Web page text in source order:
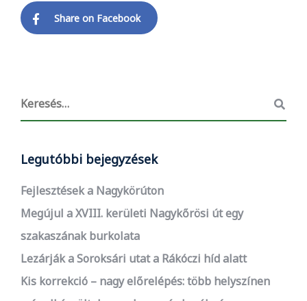
Share on Facebook
Legutóbbi bejegyzések
Fejlesztések a Nagykörúton
Megújul a XVIII. kerületi Nagykőrösi út egy
szakaszának burkolata
Lezárják a Soroksári utat a Rákóczi híd alatt
Kis korrekció – nagy előrelépés: több helyszínen